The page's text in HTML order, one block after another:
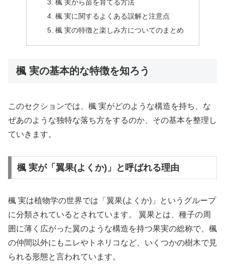
楓 実から苗を育てる方法
楓 実に関するよくある誤解と注意点
楓 実の特徴と楽しみ方についてのまとめ
楓 実の基本的な特徴を知ろう
このセクションでは、楓 実がどのような構造を持ち、な
ぜあのような独特な落ち方をするのか、その基本を整理し
ていきます。
楓 実が「翼果(よくか)」と呼ばれる理由
楓 実は植物学の世界では「翼果(よくか)」というグループ
に分類されているとされています。 翼果とは、種子の周
囲に薄く広がった翼のような構造を持つ果実の総称で、楓
の仲間以外にもニレやトネリコなど、いくつかの樹木で見
られる形態と言われています。